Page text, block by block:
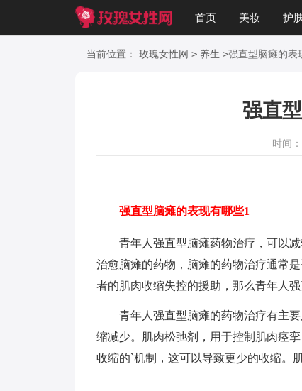
首页 美妆 护
美文 知识 起
当前位置： 玫瑰女性网 > 养生 >强直型脑瘫的表
强直
时间
强直型脑瘫的表现有哪些1
青年人强直型脑瘫药物治疗，可以减
治愈脑瘫的药物，脑瘫的药物治疗通常
者的肌肉收缩失控的援助，那么青年人
青年人强直型脑瘫的药物治疗有主要
缩减少。肌肉松弛剂，用于控制肌肉痉
收缩的`机制，这可以导致更少的收缩。